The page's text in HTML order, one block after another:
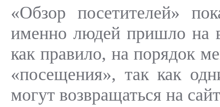
«Обзор посетителей»
именно людей пришло на
как правило, на порядок
«посещения», так как
могут возвращаться на